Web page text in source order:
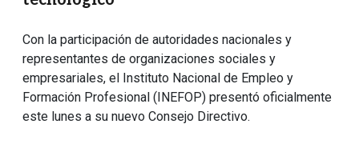
Con la participación de autoridades nacionales y
representantes de organizaciones sociales y
empresariales, el Instituto Nacional de Empleo y
Formación Profesional (INEFOP) presentó oficialmente
este lunes a su nuevo Consejo Directivo.